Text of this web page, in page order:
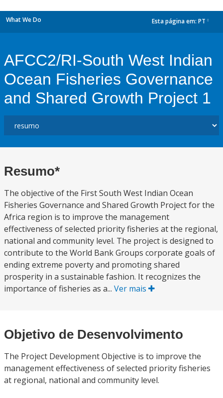
What We Do Esta página em: PT
AFCC2/RI-South West Indian
Ocean Fisheries Governance
and Shared Growth Project 1
Resumo*
The objective of the First South West Indian Ocean
Fisheries Governance and Shared Growth Project for the
Africa region is to improve the management
effectiveness of selected priority fisheries at the regional,
national and community level. The project is designed to
contribute to the World Bank Groups corporate goals of
ending extreme poverty and promoting shared
prosperity in a sustainable fashion. It recognizes the
importance of fisheries as a... Ver mais
Objetivo de Desenvolvimento
The Project Development Objective is to improve the
management effectiveness of selected priority fisheries
at regional, national and community level.